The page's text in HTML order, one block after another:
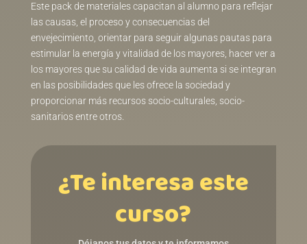
Este pack de materiales capacitan al alumno para reflejar
las causas, el proceso y consecuencias del
envejecimiento, orientar para seguir algunas pautas para
estimular la energía y vitalidad de los mayores, hacer ver a
los mayores que su calidad de vida aumenta si se integran
en las posibilidades que les ofrece la sociedad y
proporcionar más recursos socio-culturales, socio-
sanitarios entre otros.
¿Te interesa este
curso?